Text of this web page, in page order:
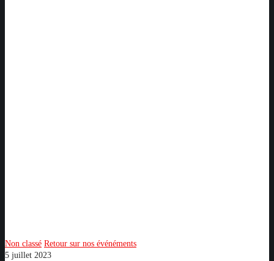
Non classé Retour sur nos événéments
5 juillet 2023